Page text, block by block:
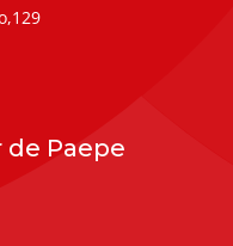
de Paepe